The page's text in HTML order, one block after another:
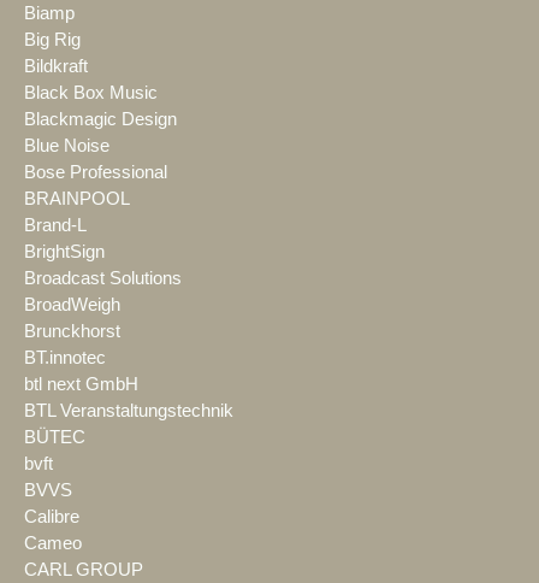
Biamp
Big Rig
Bildkraft
Black Box Music
Blackmagic Design
Blue Noise
Bose Professional
BRAINPOOL
Brand-L
BrightSign
Broadcast Solutions
BroadWeigh
Brunckhorst
BT.innotec
btl next GmbH
BTL Veranstaltungstechnik
BÜTEC
bvft
BVVS
Calibre
Cameo
CARL GROUP